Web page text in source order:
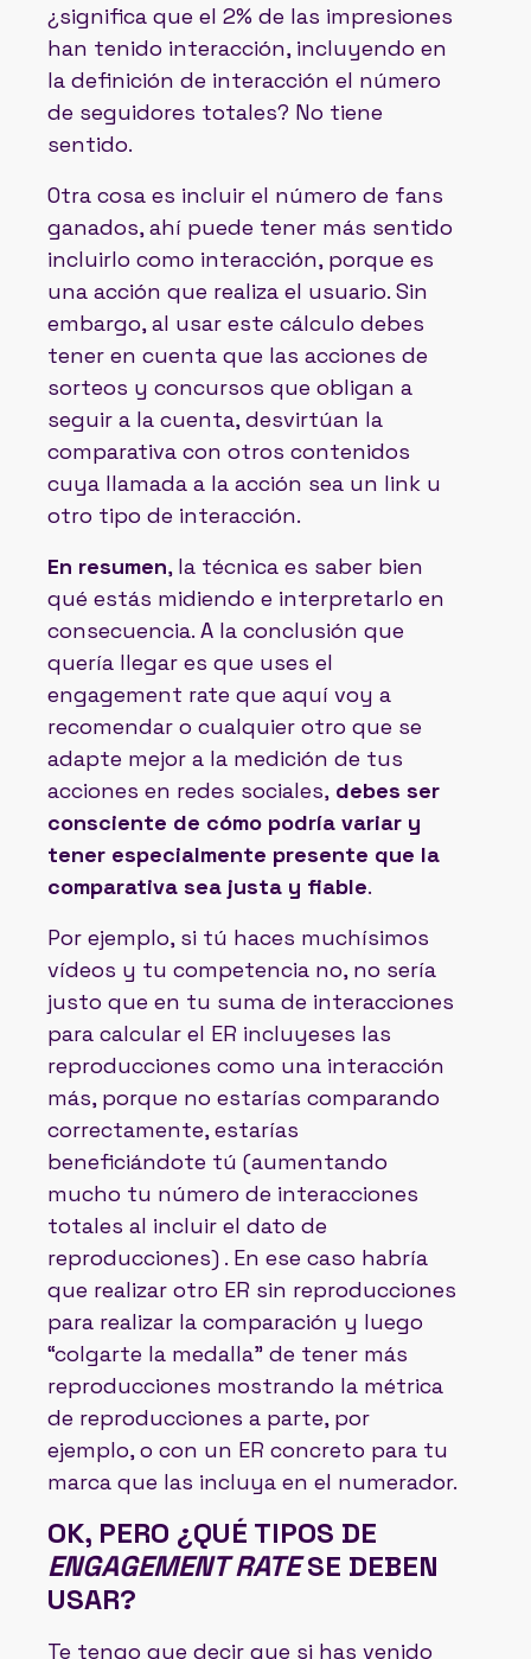
¿significa que el 2% de las impresiones
han tenido interacción, incluyendo en
la definición de interacción el número
de seguidores totales? No tiene
sentido.
Otra cosa es incluir el número de fans
ganados, ahí puede tener más sentido
incluirlo como interacción, porque es
una acción que realiza el usuario. Sin
embargo, al usar este cálculo debes
tener en cuenta que las acciones de
sorteos y concursos que obligan a
seguir a la cuenta, desvirtúan la
comparativa con otros contenidos
cuya llamada a la acción sea un link u
otro tipo de interacción.
En resumen, la técnica es saber bien
qué estás midiendo e interpretarlo en
consecuencia. A la conclusión que
quería llegar es que uses el
engagement rate que aquí voy a
recomendar o cualquier otro que se
adapte mejor a la medición de tus
acciones en redes sociales, debes ser
consciente de cómo podría variar y
tener especialmente presente que la
comparativa sea justa y fiable.
Por ejemplo, si tú haces muchísimos
vídeos y tu competencia no, no sería
justo que en tu suma de interacciones
para calcular el ER incluyeses las
reproducciones como una interacción
más, porque no estarías comparando
correctamente, estarías
beneficiándote tú (aumentando
mucho tu número de interacciones
totales al incluir el dato de
reproducciones) . En ese caso habría
que realizar otro ER sin reproducciones
para realizar la comparación y luego
“colgarte la medalla” de tener más
reproducciones mostrando la métrica
de reproducciones a parte, por
ejemplo, o con un ER concreto para tu
marca que las incluya en el numerador.
OK, PERO ¿QUÉ TIPOS DE
ENGAGEMENT RATESE DEBEN
USAR?
Te tengo que decir que si has venido